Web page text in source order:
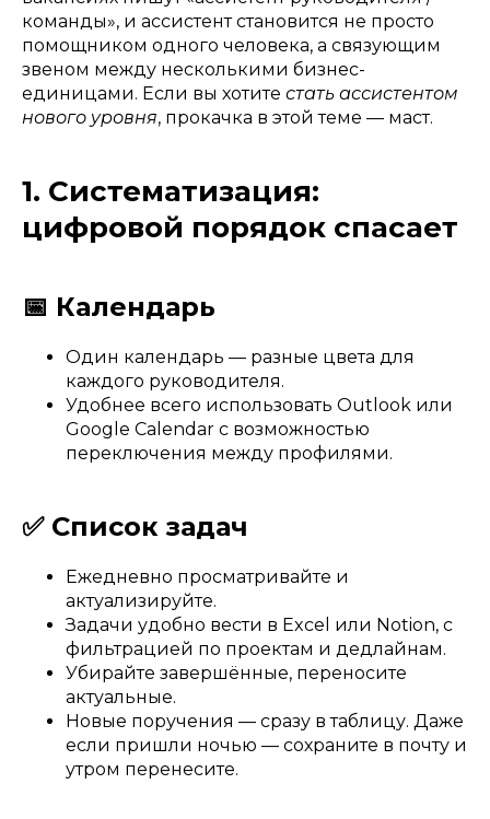
команды», и ассистент становится не просто
помощником одного человека, а связующим
звеном между несколькими бизнес-
единицами. Если вы хотите стать ассистентом
нового уровня, прокачка в этой теме — маст.
1. Систематизация:
цифровой порядок спасает
📅 Календарь
Один календарь — разные цвета для
каждого руководителя.
Удобнее всего использовать Outlook или
Google Calendar с возможностью
переключения между профилями.
✅ Список задач
Ежедневно просматривайте и
актуализируйте.
Задачи удобно вести в Excel или Notion, с
фильтрацией по проектам и дедлайнам.
Убирайте завершённые, переносите
актуальные.
Новые поручения — сразу в таблицу. Даже
если пришли ночью — сохраните в почту и
утром перенесите.